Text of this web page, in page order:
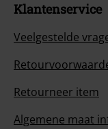
Klantenservice
Veelgestelde
Retourneer item
Algemene maat